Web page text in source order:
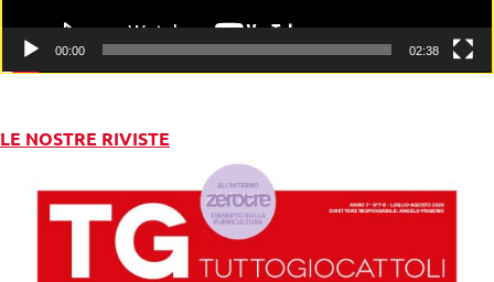
00:00 02:38
LE NOSTRE RIVISTE